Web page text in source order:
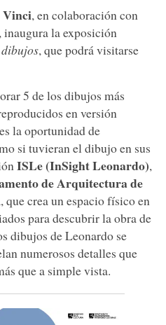
Vinci, en colaboración con
, inaugura la exposición
, que podrá visitarse
5 de los dibujos más
en versión
la oportunidad de
si tuvieran el dibujo en sus
ISLe (InSight Leonardo),
de Arquitectura de
que crea un espacio físico en
para descubrir la obra de
dibujos de Leonardo se
numerosos detalles que
que a simple vista.